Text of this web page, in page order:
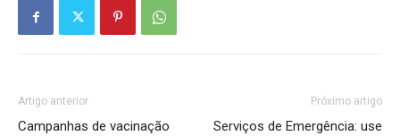
Artigo anterior
Campanhas de vacinação
Próximo artigo
Serviços de Emergência: use